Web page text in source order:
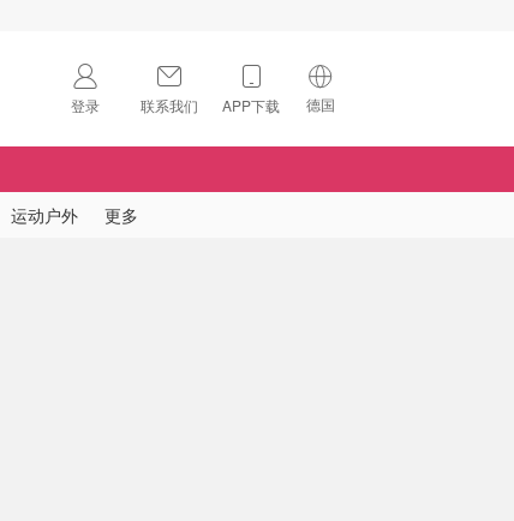
登录 联系我们 APP下载 德国
🇺🇸
运动户外 更多